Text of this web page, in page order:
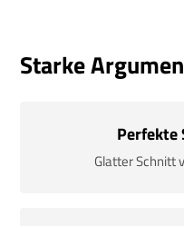
Starke
Glatter Schnitt